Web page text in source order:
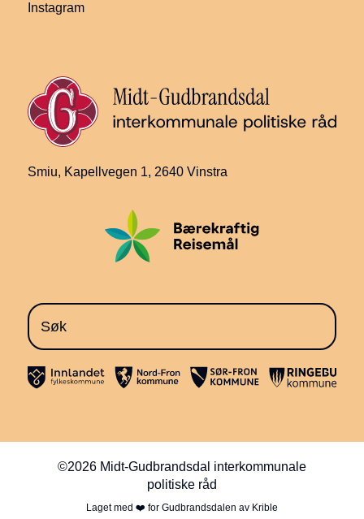
Instagram
Smiu, Kapellvegen 1, 2640 Vinstra
©2026 Midt-Gudbrandsdal interkommunale
politiske råd
Laget med ❤️ for Gudbrandsdalen av Krible